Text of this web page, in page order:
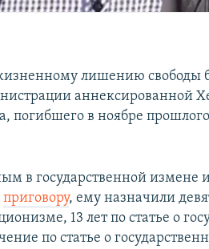
лишению свободы
аннексированной
погибшего в ноябре
в государственной измене
приговору, ему назначили
13 лет по статье о
по статье о